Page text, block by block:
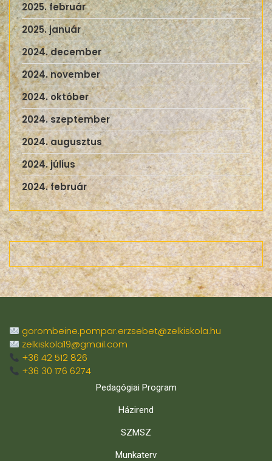
2025. február
2025. január
2024. december
2024. november
2024. október
2024. szeptember
2024. augusztus
2024. július
2024. február
gorombeine.pompar.erzsebet@zelkiskola.hu
zelkiskola19@gmail.com
+36 42 512 826
+36 30 176 6274
Pedagógiai Program
Házirend
SZMSZ
Munkaterv